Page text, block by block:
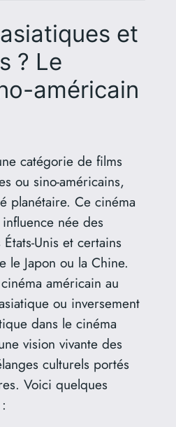
et
? Le
américain
catégorie de films
ou sino-américains,
planétaire. Ce cinéma
née des
Unis et certains
le Japon ou la Chine.
américain au
ou inversement
dans le cinéma
vision vivante des
culturels portés
Voici quelques